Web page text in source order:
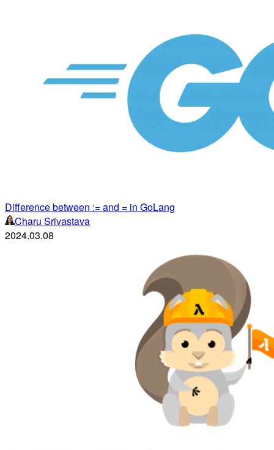
Difference between := and = in GoLang
Charu Srivastava
2024.03.08